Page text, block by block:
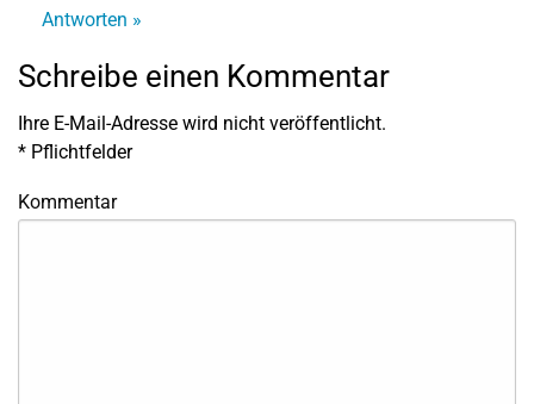
Antworten »
Schreibe einen Kommentar
Ihre E-Mail-Adresse wird nicht veröffentlicht.
* Pflichtfelder
Kommentar